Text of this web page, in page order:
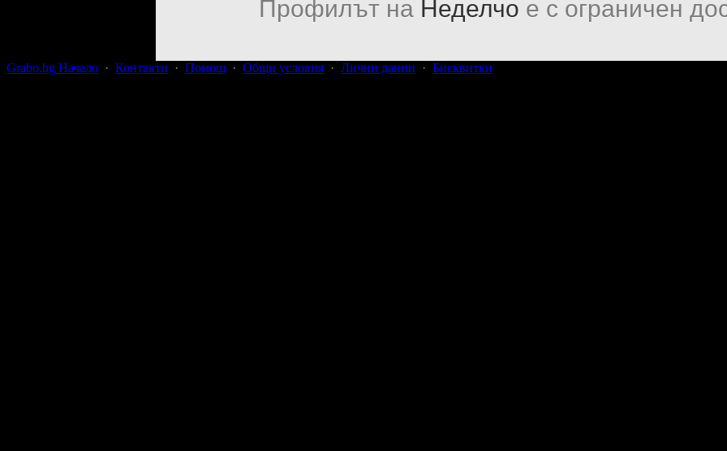
Профилът на Неделчо е с ограничен
Grabo.bg Начало · Контакти · Помощ · Общи условия · Лични данни · Бисквитки